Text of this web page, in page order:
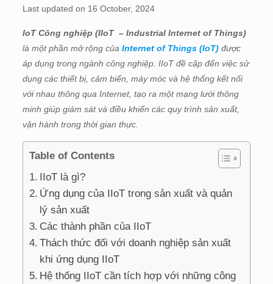
Last updated on 16 October, 2024
IoT Công nghiệp (IIoT – Industrial Internet of Things)
là một phần mở rộng của Internet of Things (IoT)được
áp dụng trong ngành công nghiệp. IIoT đề cập đến việc sử
dụng các thiết bị, cảm biến, máy móc và hệ thống kết nối
với nhau thông qua Internet, tạo ra một mạng lưới thông
minh giúp giám sát và điều khiển các quy trình sản xuất,
vận hành trong thời gian thực.
Table of Contents
IIoT là gì?
Ứng dụng của IIoT trong sản xuất và quản
lý sản xuất
Các thành phần của IIoT
Thách thức đối với doanh nghiệp sản xuất
khi ứng dụng IIoT
Hệ thống IIoT cần tích hợp với những công